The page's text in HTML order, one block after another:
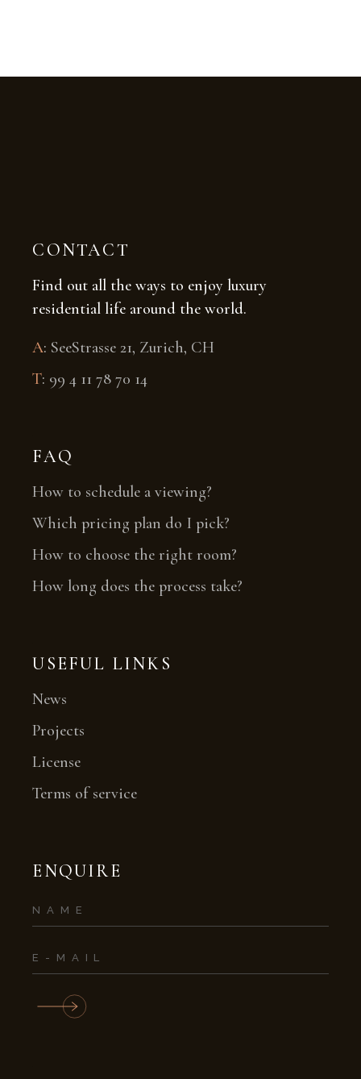
CONTACT
Find out all the ways to enjoy luxury
residential life around the world.
A: SeeStrasse 21, Zurich, CH
T: 99 4 11 78 70 14
FAQ
How to schedule a viewing?
Which pricing plan do I pick?
How to choose the right room?
How long does the process take?
USEFUL LINKS
News
Projects
License
Terms of service
ENQUIRE